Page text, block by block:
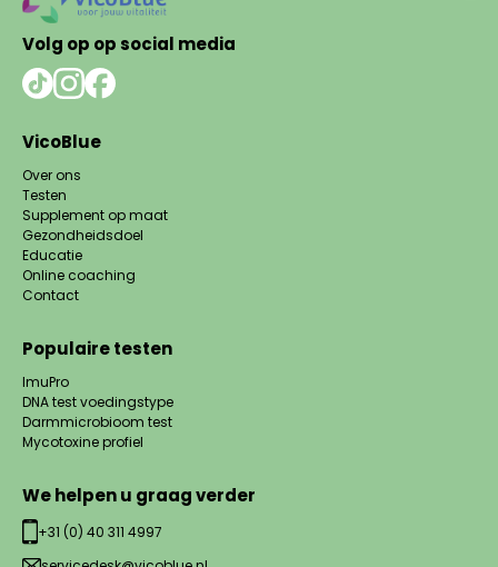
Volg op op social media
VicoBlue
Over ons
Testen
Supplement op maat
Gezondheidsdoel
Educatie
Online coaching
Contact
Populaire testen
ImuPro
DNA test voedingstype
Darmmicrobioom test
Mycotoxine profiel
We helpen u graag verder
+31 (0) 40 311 4997